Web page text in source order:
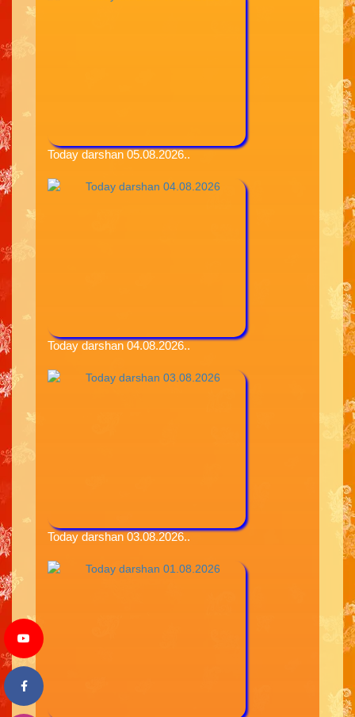
Today darshan 05.08.2026..
Today darshan 04.08.2026..
Today darshan 03.08.2026..